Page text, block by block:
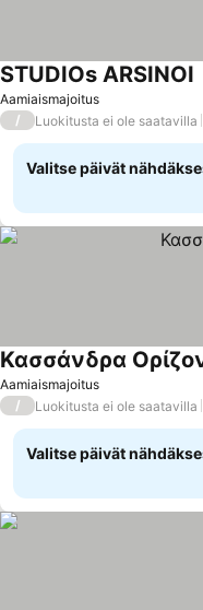
Aamiaismajoitus
STUDIOs ARSINOI
/ Luokitusta ei ole saatavilla
Valitse päivät
Aamiaismajoitus
Κασσάνδρα
/ Luokitusta ei ole saatavilla
Valitse päivät